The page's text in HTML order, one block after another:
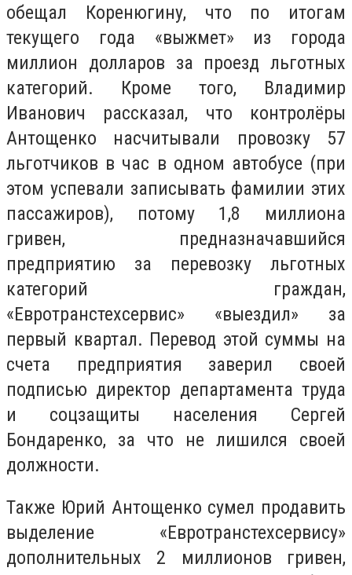
обещал Коренюгину, что по итогам
текущего года «выжмет» из города
миллион долларов за проезд льготных
категорий. Кроме того, Владимир
Иванович рассказал, что контролёры
Антощенко насчитывали провозку 57
льготчиков в час в одном автобусе (при
этом успевали записывать фамилии этих
пассажиров), потому 1,8 миллиона
гривен, предназначавшийся
предприятию за перевозку льготных
категорий граждан,
«Евротранстехсервис» «выездил» за
первый квартал. Перевод этой суммы на
счета предприятия заверил своей
подписью директор департамента труда
и соцзащиты населения Сергей
Бондаренко, за что не лишился своей
должности.
Также Юрий Антощенко сумел продавить
выделение «Евротранстехсервису»
дополнительных 2 миллионов гривен,